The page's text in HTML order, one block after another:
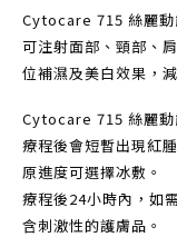
Cytocare 715 絲麗動
可注射面部、頸部、
位補濕及美白效果，
Cytocare 715 絲麗動
療程後會短暫出現紅
原進度可選擇冰敷。
療程後24小時內，如
含刺激性的護膚品。